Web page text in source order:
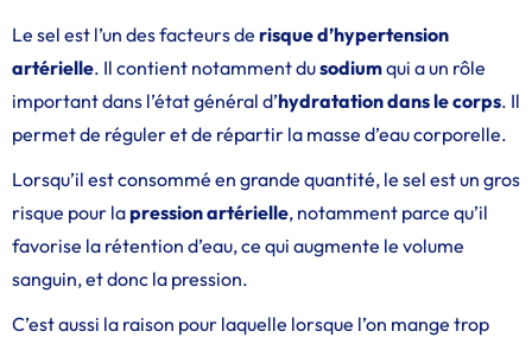
Le sel est l’un des facteurs de risque d’hypertension
artérielle. Il contient notamment dusodiumqui a un rôle
important dans l’état général d’hydratation dans le corps. Il
permet de réguler et de répartir la masse d’eau corporelle.
Lorsqu’il est consommé en grande quantité, le sel est un gros
risque pour lapression artérielle, notamment parce qu’il
favorise la rétention d’eau, ce qui augmente le volume
sanguin, et donc la pression.
C’est aussi la raison pour laquelle lorsque l’on mange trop